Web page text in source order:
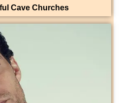
Cave Churches